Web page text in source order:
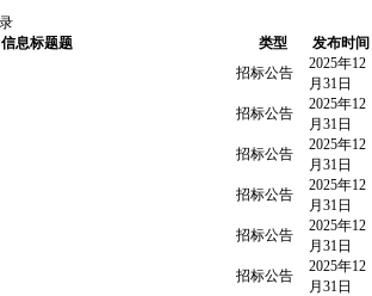
信息标题题
类型
发布时间
招标公告
2025年12
月31日
招标公告
2025年12
月31日
招标公告
2025年12
月31日
招标公告
2025年12
月31日
招标公告
2025年12
月31日
招标公告
2025年12
月31日